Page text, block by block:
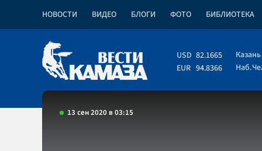
НОВОСТИ ВИДЕО БЛОГИ ФОТО БИБЛИОТЕКА
USD 82.1665
EUR 94.8366
Казань
13 сен 2020 в 03:15